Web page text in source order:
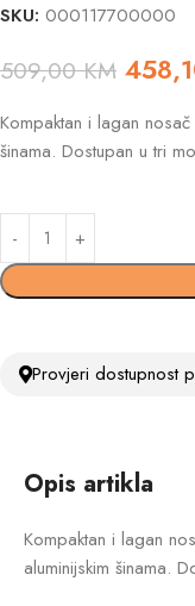
SKU: 000117700000
509,00KM
Kompaktan i lagan
šinama. Dostupan u tri
Provjeri dostupnost
Opis artikla
Kompaktan i lagan
aluminijskim šinama.